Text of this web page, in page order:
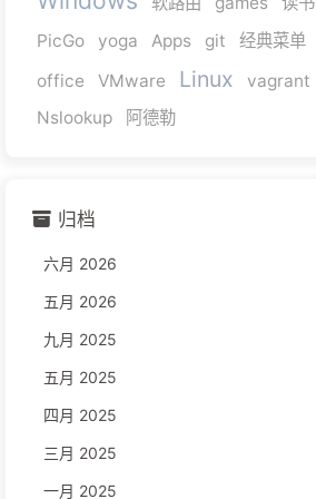
PicGo
yoga Apps git 经典菜单
office
VMware Linux vagrant
Nslookup
阿德勒
归档
六月 2026
五月 2026
九月 2025
五月 2025
四月 2025
三月 2025
一月 2025